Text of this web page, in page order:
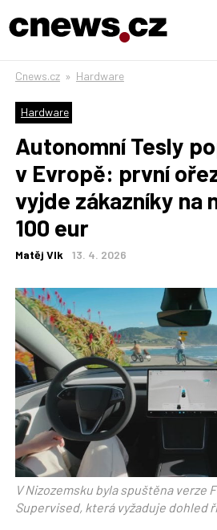
Cnews.cz » Hardware
Hardware
Autonomní Tesly
v Evropě: první
vyjde zákazníky na
100 eur
Matěj Vlk 13. 4. 2026
V Nizozemsku byla spuštěna verze
Supervised, která vyžaduje dohled